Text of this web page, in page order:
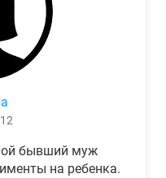
бывший муж
на ребенка.